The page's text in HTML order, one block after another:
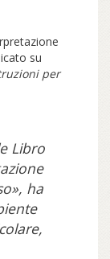
su
per
Libro
ha